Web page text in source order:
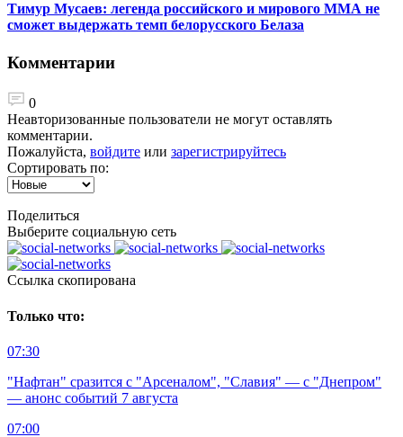
Тимур Мусаев: легенда российского и мирового ММА не
сможет выдержать темп белорусского Белаза
Комментарии
0
Неавторизованные пользователи не могут оставлять
комментарии.
Пожалуйста, войдите или зарегистрируйтесь
Сортировать по:
Поделиться
Выберите социальную сеть
Ccылка скопирована
Только что:
07:30
"Нафтан" сразится с "Арсеналом", "Славия" — с "Днепром"
— анонс событий 7 августа
07:00